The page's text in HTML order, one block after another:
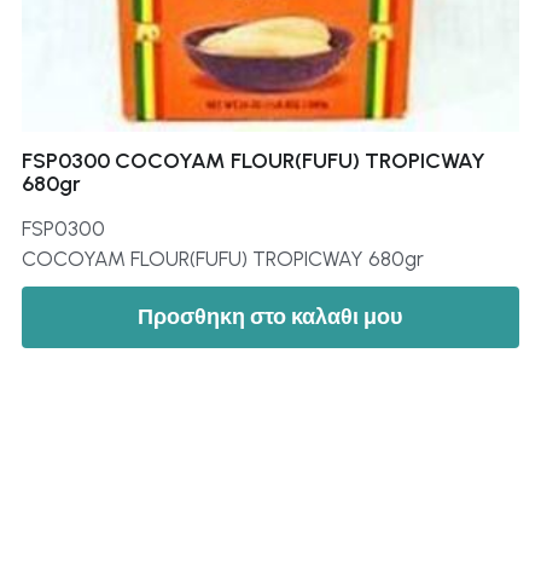
FSP0300 COCOYAM FLOUR(FUFU) TROPICWAY
680gr
FSP0300
COCOYAM FLOUR(FUFU) TROPICWAY 680gr
Προσθηκη στο καλαθι μου